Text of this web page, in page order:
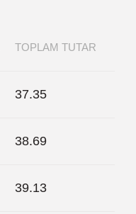
TOPLAM TUTAR
37.35
38.69
39.13